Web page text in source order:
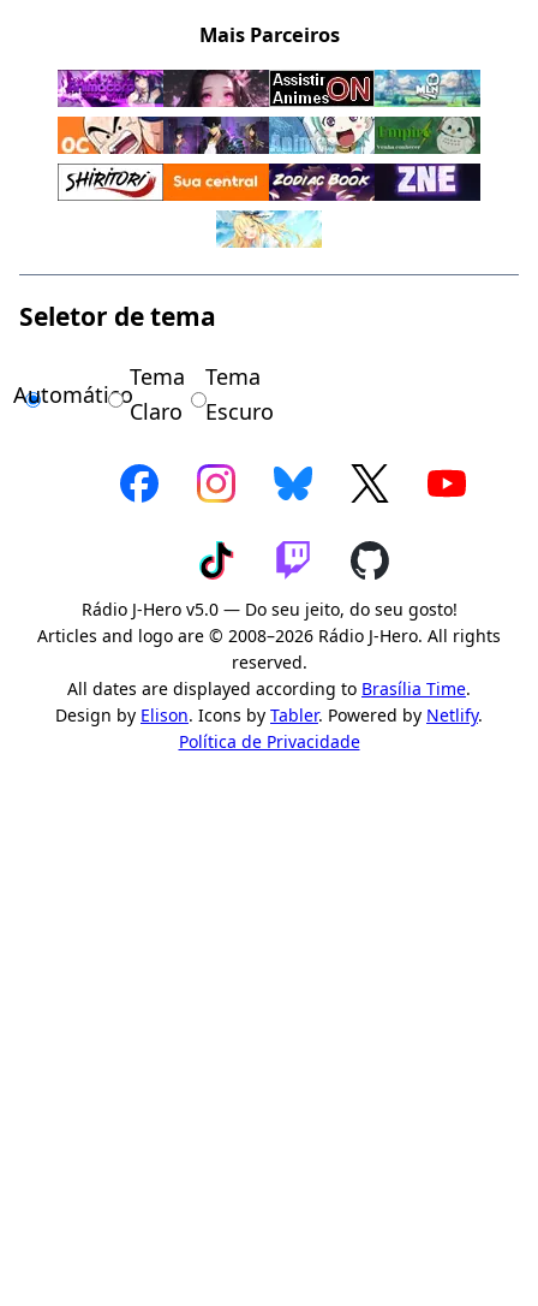
Mais Parceiros
Seletor de tema
Automático
Tema
Claro
Tema
Escuro
Rádio J-Hero v5.0 — Do seu jeito, do seu gosto!
Articles and logo are © 2008–2026 Rádio J-Hero. All rights
reserved.
All dates are displayed according to Brasília Time.
Design by Elison. Icons by Tabler. Powered by Netlify.
Política de Privacidade